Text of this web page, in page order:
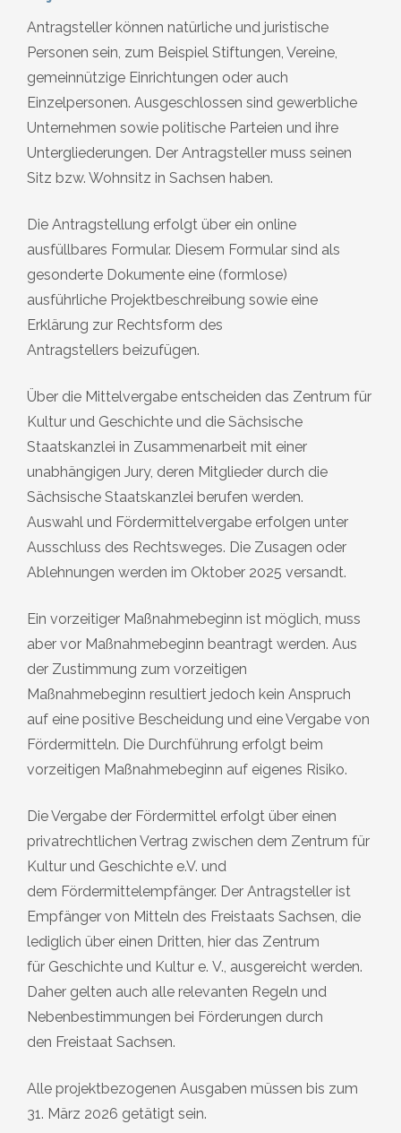
Antragsteller können natürliche und juristische
Personen sein, zum Beispiel Stiftungen, Vereine,
gemeinnützige Einrichtungen oder auch
Einzelpersonen. Ausgeschlossen sind gewerbliche
Unternehmen sowie politische Parteien und ihre
Untergliederungen. Der Antragsteller muss seinen
Sitz bzw. Wohnsitz in Sachsen haben.
Die Antragstellung erfolgt über ein online
ausfüllbares Formular. Diesem Formular sind als
gesonderte Dokumente eine (formlose)
ausführliche Projektbeschreibung sowie eine
Erklärung zur Rechtsform des
Antragstellers beizufügen.
Über die Mittelvergabe entscheiden das Zentrum für
Kultur und Geschichte und die Sächsische
Staatskanzlei in Zusammenarbeit mit einer
unabhängigen Jury, deren Mitglieder durch die
Sächsische Staatskanzlei berufen werden.
Auswahl und Fördermittelvergabe erfolgen unter
Ausschluss des Rechtsweges. Die Zusagen oder
Ablehnungen werden im Oktober 2025 versandt.
Ein vorzeitiger Maßnahmebeginn ist möglich, muss
aber vor Maßnahmebeginn beantragt werden. Aus
der Zustimmung zum vorzeitigen
Maßnahmebeginn resultiert jedoch kein Anspruch
auf eine positive Bescheidung und eine Vergabe von
Fördermitteln. Die Durchführung erfolgt beim
vorzeitigen Maßnahmebeginn auf eigenes Risiko.
Die Vergabe der Fördermittel erfolgt über einen
privatrechtlichen Vertrag zwischen dem Zentrum für
Kultur und Geschichte e.V. und
dem Fördermittelempfänger. Der Antragsteller ist
Empfänger von Mitteln des Freistaats Sachsen, die
lediglich über einen Dritten, hier das Zentrum
für Geschichte und Kultur e. V., ausgereicht werden.
Daher gelten auch alle relevanten Regeln und
Nebenbestimmungen bei Förderungen durch
den Freistaat Sachsen.
Alle projektbezogenen Ausgaben müssen bis zum
31. März 2026 getätigt sein.